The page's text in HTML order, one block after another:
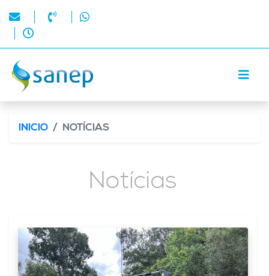
INICIO NOTÍCIAS
Notícias